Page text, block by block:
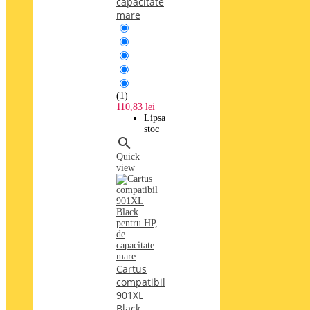
mare
(1)
110,83 lei
Lipsa
stoc

Quick
view
Cartus
compatibil
901XL